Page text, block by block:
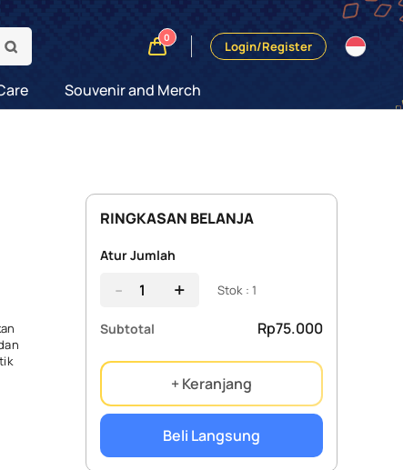
0
Login/Register
Souvenir and Merch
RINGKASAN BELANJA
Atur Jumlah
- + Stok : 1
Subtotal Rp75.000
+ Keranjang
Beli Langsung